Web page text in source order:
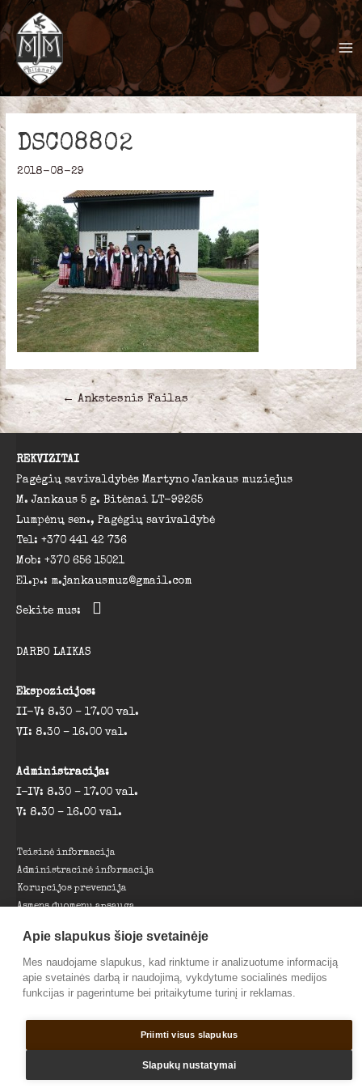
Pereiti
prie
turinio
DSC08802
2018-08-29
Navigacija
tarp
įrašų
← Ankstesnis Failas
REKVIZITAI
Pagėgių savivaldybės Martyno Jankaus muziejus
M. Jankaus 5 g. Bitėnai LT-99265
Lumpėnų sen., Pagėgių savivaldybė
Tel: +370 441 42 736
Mob: +370 656 15021
El.p.: m.jankausmuz@gmail.com
Sekite mus:
DARBO LAIKAS
Ekspozicijos:
II-V: 8.30 – 17.00 val.
VI: 8.30 – 16.00 val.
Administracija:
I-IV: 8.30 – 17.00 val.
V: 8.30 – 16.00 val.
Teisinė informacija
Administracinė informacija
Korupcijos prevencija
Asmens duomenų apsauga
Nuorodos
Parama muziejui
© 2026 Pagėgių savivaldybės Martyno Jankaus muziejus |
Sprendimas:TOBALT
Apie slapukus šioje svetainėje
Mes naudojame slapukus, kad rinktume ir analizuotume informaciją
apie svetainės darbą ir naudojimą, vykdytume socialinės medijos
funkcijas ir pagerintume bei pritaikytume turinį ir reklamas.
Priimti visus slapukus
Slapukų nustatymai